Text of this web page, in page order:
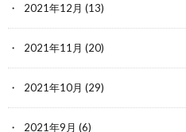
2021年12月 (13)
2021年11月 (20)
2021年10月 (29)
2021年9月 (6)